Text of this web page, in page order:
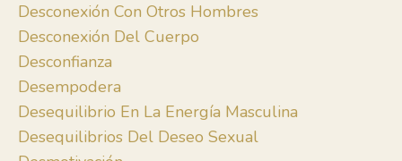
Desconexión Con Otros Hombres
Desconexión Del Cuerpo
Desconfianza
Desempodera
Desequilibrio En La Energía Masculina
Desequilibrios Del Deseo Sexual